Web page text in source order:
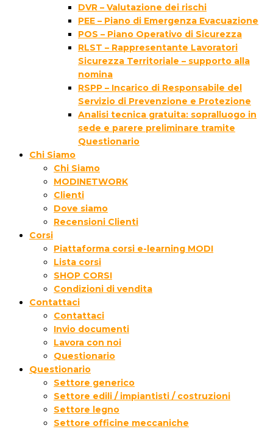
DVR – Valutazione dei rischi
PEE – Piano di Emergenza Evacuazione
POS – Piano Operativo di Sicurezza
RLST – Rappresentante Lavoratori
Sicurezza Territoriale – supporto alla
nomina
RSPP – Incarico di Responsabile del
Servizio di Prevenzione e Protezione
Analisi tecnica gratuita: sopralluogo in
sede e parere preliminare tramite
Questionario
Chi Siamo
Chi Siamo
MODINETWORK
Clienti
Dove siamo
Recensioni Clienti
Corsi
Piattaforma corsi e-learning MODI
Lista corsi
SHOP CORSI
Condizioni di vendita
Contattaci
Contattaci
Invio documenti
Lavora con noi
Questionario
Questionario
Settore generico
Settore edili / impiantisti / costruzioni
Settore legno
Settore officine meccaniche